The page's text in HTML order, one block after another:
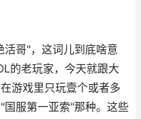
哥"，这词儿到底啥意
的老玩家，今天就跟大
游戏里只玩壹个或者多
国服第一亚索"那种。这些